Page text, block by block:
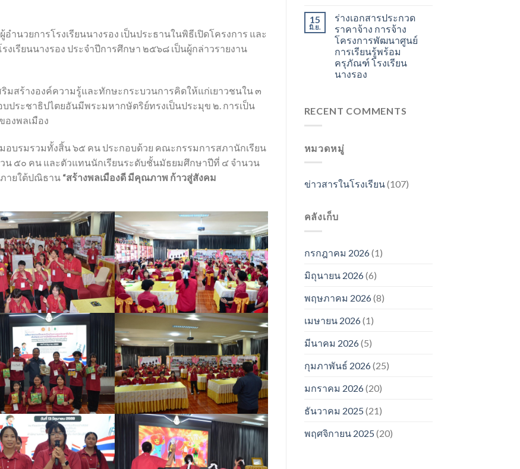
อำนวยการโรงเรียนนางรอง เป็นประธานในพิธีเปิดโครงการ และ
งเรียนนางรอง ประจำปีการศึกษา ๒๕๖๘ เป็นผู้กล่าวรายงาน
มสร้างองค์ความรู้และทักษะกระบวนการคิดให้แก่เยาวชนใน ๓
ประชาธิปไตยอันมีพระมหากษัตริย์ทรงเป็นประมุข ๒. การเป็น
องพลเมือง
อบรมรวมทั้งสิ้น ๖๕ คน ประกอบด้วย คณะกรรมการสภานักเรียน
น ๕๐ คน และตัวแทนนักเรียนระดับชั้นมัธยมศึกษาปีที่ ๔ จำนวน
ายใต้ปณิธาน “สร้างพลเมืองดี มีคุณภาพ ก้าวสู่สังคม
15
มิ.ย.
ร่างเอกสารประกวด
ราคาจ้าง การจ้าง
โครงการพัฒนาศูนย์
การเรียนรู้พร้อม
ครุภัณฑ์ โรงเรียน
นางรอง
RECENT COMMENTS
หมวดหมู่
ข่าวสารในโรงเรียน(107)
คลังเก็บ
กรกฎาคม 2026(1)
มิถุนายน 2026(6)
พฤษภาคม 2026(8)
เมษายน 2026(1)
มีนาคม 2026(5)
กุมภาพันธ์ 2026(25)
มกราคม 2026(20)
ธันวาคม 2025 (21)
พฤศจิกายน 2025 (20)